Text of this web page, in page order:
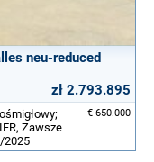
neu-reduced
zł 2.793.895
€ 650.000
Zawsze
2025